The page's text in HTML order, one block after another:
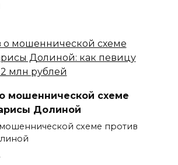
мошеннической схеме
Долиной
схеме против